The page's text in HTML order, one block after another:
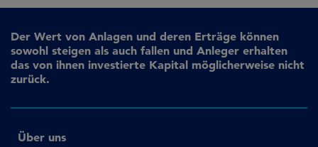
Der Wert von Anlagen und deren Erträge können
sowohl steigen als auch fallen und Anleger erhalten
das von ihnen investierte Kapital möglicherweise nicht
zurück.
Über uns